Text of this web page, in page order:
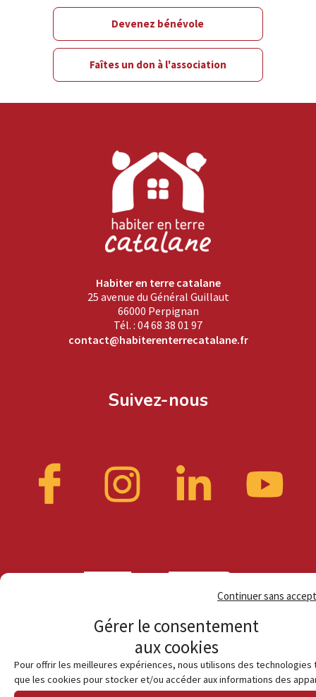
Gérer le consentement
aux cookies
Pour offrir les meilleures expériences, nous utilisons des technologies
que les cookies pour stocker et/ou accéder aux informations des
Continuer sans
Devenez bénévole
Faîtes un don à l'association
Habiter en terre catalane
25 avenue du Général Guillaut
66000 Perpignan
Tél. : 04 68 38 01 97
contact@habiterenterrecatalane.fr
Suivez-nous